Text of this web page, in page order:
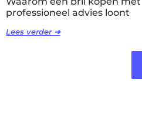
professioneel advies loont
Lees verder ➜